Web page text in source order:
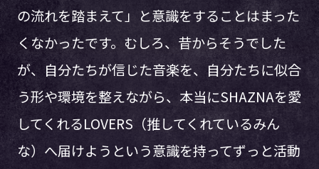
の流れを踏まえて」と意識をすることはまった
くなかったです。むしろ、昔からそうでした
が、自分たちが信じた音楽を、自分たちに似合
う形や環境を整えながら、本当にSHAZNAを愛
してくれるLOVERS（推してくれているみん
な）へ届けようという意識を持ってずっと活動